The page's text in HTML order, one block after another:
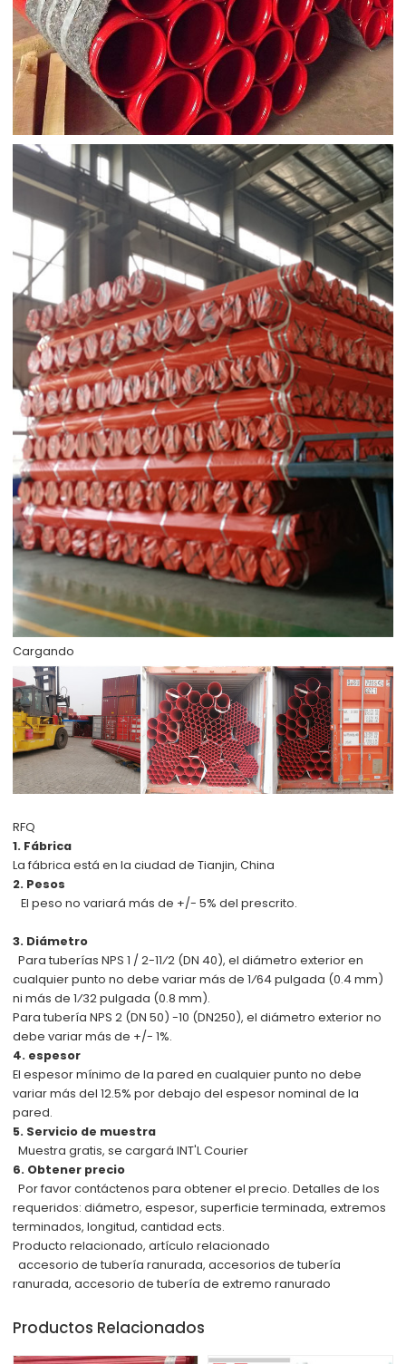
Cargando
RFQ
1. Fábrica
La fábrica está en la ciudad de Tianjin, China
2. Pesos
El peso no variará más de +/- 5% del prescrito.
3. Diámetro
Para tuberías NPS 1 / 2-11⁄2 (DN 40), el diámetro exterior en
cualquier punto no debe variar más de 1⁄64 pulgada (0.4 mm)
ni más de 1⁄32 pulgada (0.8 mm).
Para tubería NPS 2 (DN 50) -10 (DN250), el diámetro exterior no
debe variar más de +/- 1%.
4. espesor
El espesor mínimo de la pared en cualquier punto no debe
variar más del 12.5% por debajo del espesor nominal de la
pared.
5. Servicio de muestra
Muestra gratis, se cargará INT'L Courier
6. Obtener precio
Por favor contáctenos para obtener el precio. Detalles de los
requeridos: diámetro, espesor, superficie terminada, extremos
terminados, longitud, cantidad ects.
Producto relacionado, artículo relacionado
accesorio de tubería ranurada, accesorios de tubería
ranurada, accesorio de tubería de extremo ranurado
Productos Relacionados